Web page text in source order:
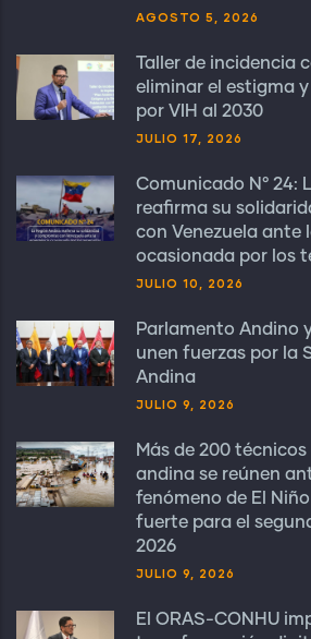
AGOSTO 5, 2026
Taller de incidencia
eliminar el estigma
por VIH al 2030
JULIO 17, 2026
Comunicado N° 24:
reafirma su
con Venezuela ante
ocasionada por los
JULIO 10, 2026
Parlamento Andino
unen fuerzas por la
Andina
JULIO 9, 2026
Más de 200
andina se reúnen
fenómeno de El
fuerte para el
2026
JULIO 9, 2026
El ORAS-CONHU